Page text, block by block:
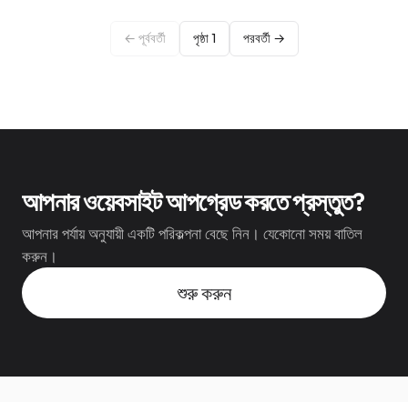
← পূর্ববর্তী পৃষ্ঠা 1 পরবর্তী →
আপনার ওয়েবসাইট আপগ্রেড করতে প্রস্তুত?
আপনার পর্যায় অনুযায়ী একটি পরিকল্পনা বেছে নিন। যেকোনো সময় বাতিল
করুন।
শুরু করুন